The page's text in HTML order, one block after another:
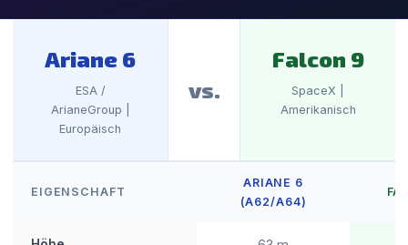
Ariane 6
ESA /
ArianeGroup |
Europäisch
vs.
Falcon 9
SpaceX |
Amerikanisch
EIGENSCHAFT
ARIANE 6
(A62/A64)